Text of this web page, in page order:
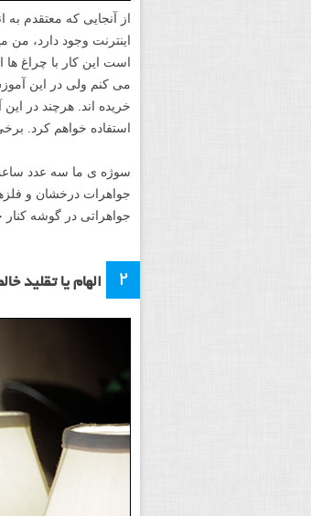
از آنجایی که معتقدم به
اینترنت وجود دارد، من
است این کار با چراغ
می کنم ولی در این
خریده اند. هرچند در
استفاده خواهم کرد.
سوژه ی ما سه عدد
جواهرات درخشان و
جواهراتی در گوشه کنار
۲ الهام یا تقلید